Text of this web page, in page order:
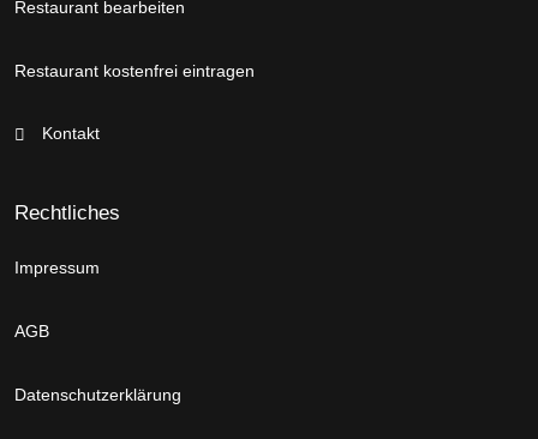
Restaurant bearbeiten
Restaurant kostenfrei eintragen
Kontakt
Rechtliches
Impressum
AGB
Datenschutzerklärung